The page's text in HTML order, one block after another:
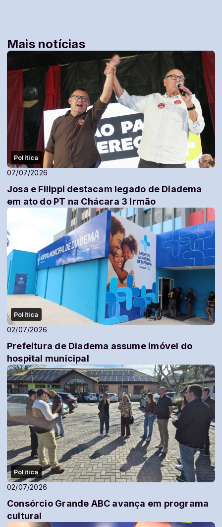
Mais notícias
Política
07/07/2026
Josa e Filippi destacam legado de Diadema
em ato do PT na Chácara 3 Irmão
Política
02/07/2026
Prefeitura de Diadema assume imóvel do
hospital municipal
Política
02/07/2026
Consórcio Grande ABC avança em programa
cultural